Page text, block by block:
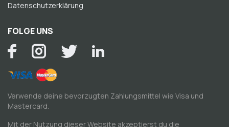
Datenschutzerklärung
FOLGE UNS
Verwende deine bevorzugten Zahlungsmittel wie Visa und
Mastercard.
Mit der Nutzung dieser Website akzeptierst du die